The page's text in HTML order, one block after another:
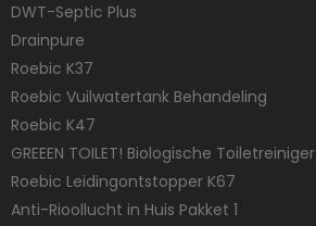
DWT-Septic Plus
Drainpure
Roebic K37
Roebic Vuilwatertank Behandeling
Roebic K47
GREEEN TOILET! Biologische Toiletreiniger
Roebic Leidingontstopper K67
Anti-Rioollucht in Huis Pakket 1